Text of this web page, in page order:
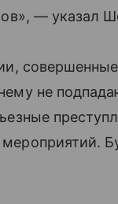
— указал
не